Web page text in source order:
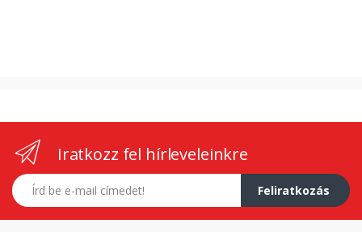
Iratkozz fel hírleveleinkre
E-mail címed
Feliratkozás